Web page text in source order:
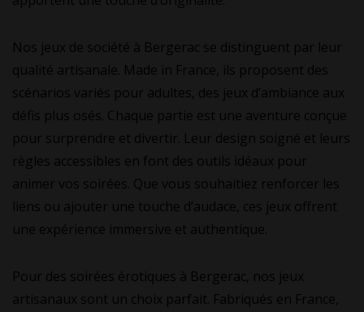
Nos jeux de société à Bergerac se distinguent par leur
qualité artisanale. Made in France, ils proposent des
scénarios variés pour adultes, des jeux d’ambiance aux
défis plus osés. Chaque partie est une aventure conçue
pour surprendre et divertir. Leur design soigné et leurs
règles accessibles en font des outils idéaux pour
animer vos soirées. Que vous souhaitiez renforcer les
liens ou ajouter une touche d’audace, ces jeux offrent
une expérience immersive et authentique.
Pour des soirées érotiques à Bergerac, nos jeux
artisanaux sont un choix parfait. Fabriqués en France,